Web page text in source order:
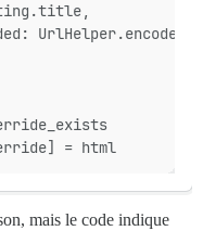
= html
mais le code indique